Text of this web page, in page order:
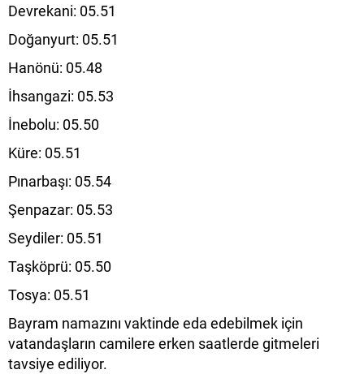
Devrekani: 05.51
Doğanyurt: 05.51
Hanönü: 05.48
İhsangazi: 05.53
İnebolu: 05.50
Küre: 05.51
Pınarbaşı: 05.54
Şenpazar: 05.53
Seydiler: 05.51
Taşköprü: 05.50
Tosya: 05.51
Bayram namazını vaktinde eda edebilmek için
vatandaşların camilere erken saatlerde gitmeleri
tavsiye ediliyor.